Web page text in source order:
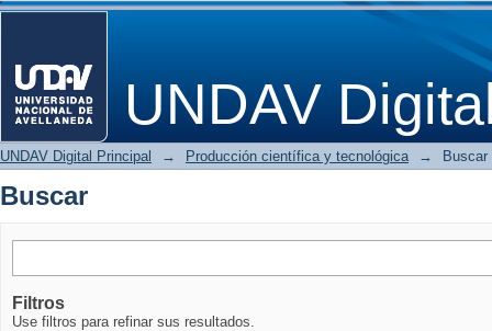
UNDAV
Buscar
UNDAV Digital Principal → Producción científica y tecnológica → Buscar
Buscar
Filtros
Use filtros para refinar sus resultados.